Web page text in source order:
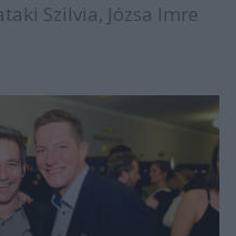
Szilvia, Józsa Imre